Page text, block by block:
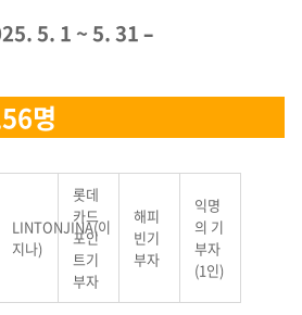
5. 1 ~ 5. 31 –
명
LINTONJINA(이
지나)
롯데
카드
포인
트기
부자
해피
빈기
부자
익명
의 기
부자
(1인)